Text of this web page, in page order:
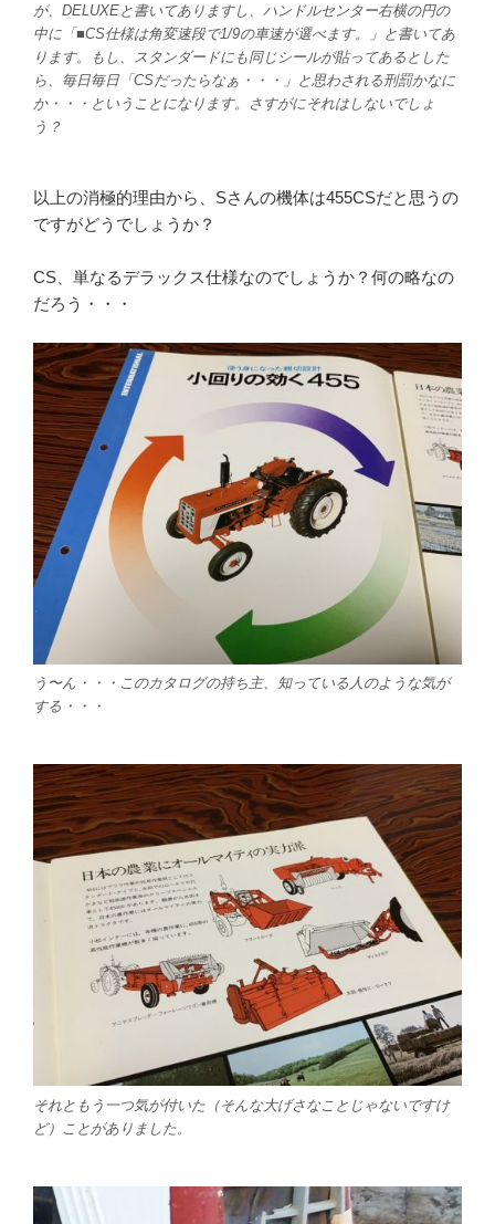
が、DELUXEと書いてありますし、ハンドルセンター右横の円の
中に「■CS仕様は角変速段で1/9の車速が選べます。」と書いてあ
ります。もし、スタンダードにも同じシールが貼ってあるとした
ら、毎日毎日「CSだったらなぁ・・・」と思わされる刑罰かなに
か・・・ということになります。さすがにそれはしないでしょ
う？
以上の消極的理由から、Sさんの機体は455CSだと思うの
ですがどうでしょうか？
CS、単なるデラックス仕様なのでしょうか？何の略なの
だろう・・・
う〜ん・・・このカタログの持ち主、知っている人のような気が
する・・・
それともう一つ気が付いた（そんな大げさなことじゃないですけ
ど）ことがありました。